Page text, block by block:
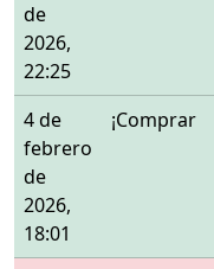
de
2026,
22:25
4 de
febrero
de
2026,
18:01
¡Comprar